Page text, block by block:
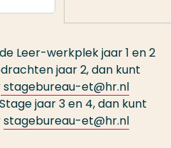
Leer-werkplek jaar 1 en 2
jaar 2, dan kunt
stagebureau-et@hr.nl
jaar 3 en 4, dan kunt
stagebureau-et@hr.nl